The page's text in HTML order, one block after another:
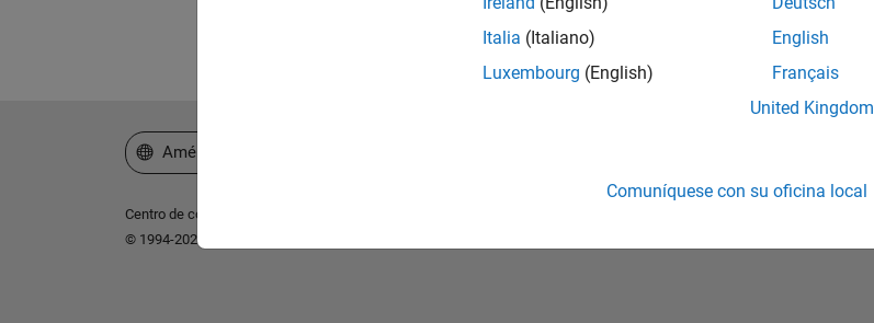
Italia (Italiano)
Luxembourg (English)
English
Français
United Kingdom
Comuníquese con su oficina local
Seleccione un país/idioma
América Latina
Centro de confianza
© 1994-2026 The MathWorks, Inc.